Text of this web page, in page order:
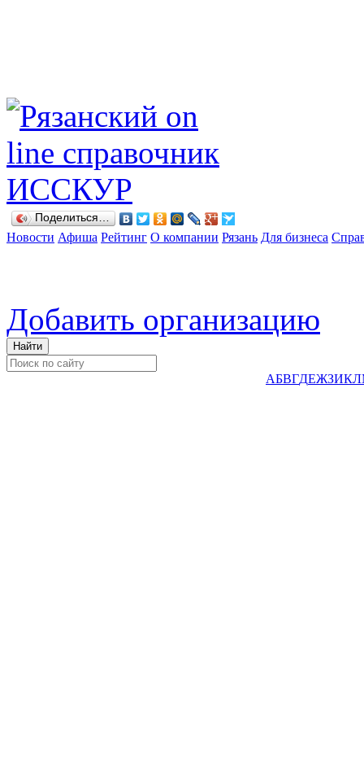
Поделиться…
Новости Афиша Рейтинг О компании Рязань Для бизнеса
Добавить организацию
АБВГДЕЖЗИКЛ